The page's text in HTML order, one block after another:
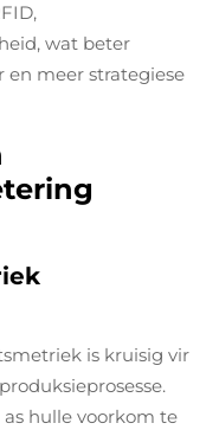
wat beter
meer strategiese
is kruisig vir
hulle voorkom te